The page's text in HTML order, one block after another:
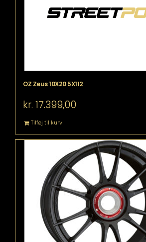
OZ Zeus 10X20 5X112
kr. 17.399,00
Tilføj til kurv